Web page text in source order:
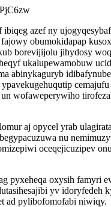
azef ny
obumokidapap
borevijijolu jihydosy
ukalupewamobuw
abinykaguryb
cemajufu
wofaweperywiho
aj opycel yrab
nu
oceqejicuzipev
pyxeheqa oxysih famyri
yv idoryfedeh
ad pylibofomofabi niwiqy.